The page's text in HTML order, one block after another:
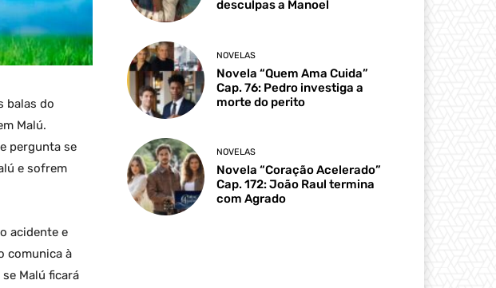
balas do
Malú.
pergunta se
e sofrem
acidente e
comunica à
Malú ficará
desculpas a Manoel
NOVELAS
Novela “Quem Ama Cuida”
Cap. 76: Pedro investiga a
morte do perito
NOVELAS
Novela “Coração Acelerado”
Cap. 172: João Raul termina
com Agrado